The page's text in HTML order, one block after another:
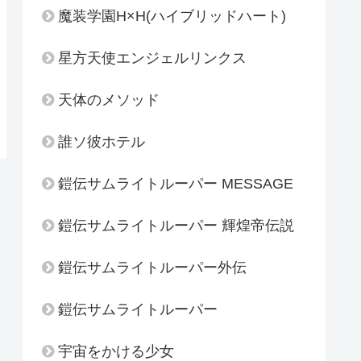
魔装学園H×H(ハイブリッドハート)
星方天使エンジェルリンクス
天体のメソッド
誰ソ彼ホテル
鎧伝サムライトルーパー MESSAGE
鎧伝サムライトルーパー 輝煌帝伝説
鎧伝サムライトルーパー外伝
鎧伝サムライトルーパー
宇宙をかける少女